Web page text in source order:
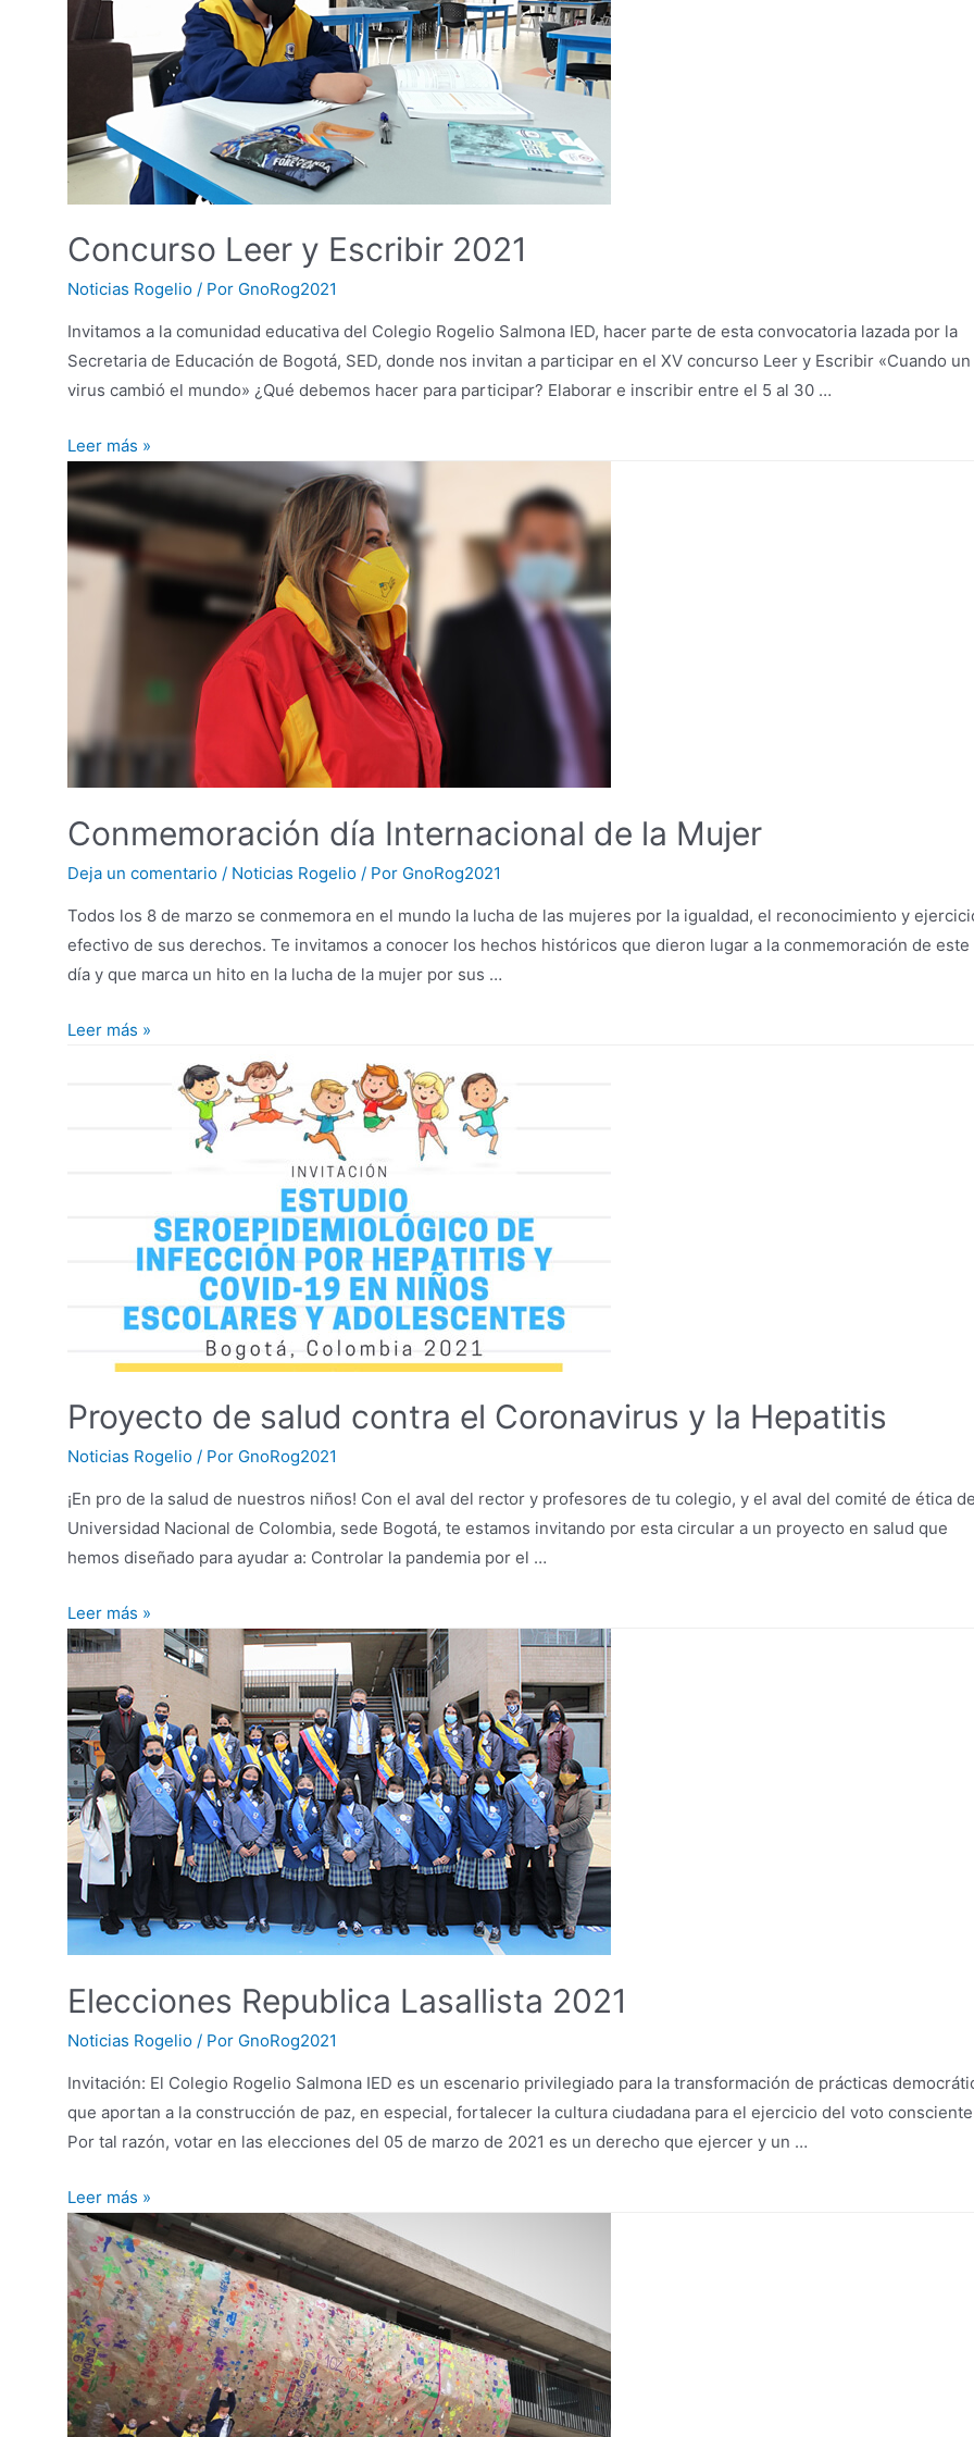
Concurso Leer y Escribir 2021
Noticias Rogelio / Por GnoRog2021
Invitamos a la comunidad educativa del Colegio Rogelio Salmona IED, hacer parte de esta convocatoria lazada por la
Secretaria de Educación de Bogotá, SED, donde nos invitan a participar en el XV concurso Leer y Escribir «Cuando un
virus cambió el mundo» ¿Qué debemos hacer para participar? Elaborar e inscribir entre el 5 al 30 …
Concurso
Leer
y
Escribir
2021
Leer más »
Conmemoración día Internacional de la Mujer
Deja un comentario / Noticias Rogelio / Por GnoRog2021
Todos los 8 de marzo se conmemora en el mundo la lucha de las mujeres por la igualdad, el reconocimiento y
efectivo de sus derechos. Te invitamos a conocer los hechos históricos que dieron lugar a la conmemoración de este
día y que marca un hito en la lucha de la mujer por sus …
Conmemoración
Leer más »
Proyecto de salud contra el Coronavirus y la Hepatitis
Noticias Rogelio / Por GnoRog2021
¡En pro de la salud de nuestros niños! Con el aval del rector y profesores de tu colegio, y el aval del comité de ética
Universidad Nacional de Colombia, sede Bogotá, te estamos invitando por esta circular a un proyecto en salud que
hemos diseñado para ayudar a: Controlar la pandemia por el …
Proyecto
de
salud
contra
el
Coronavirus
y
la
Hepatitis
Leer más »
Elecciones Republica Lasallista 2021
Noticias Rogelio / Por GnoRog2021
Invitación: El Colegio Rogelio Salmona IED es un escenario privilegiado para la transformación de prácticas
que aportan a la construcción de paz, en especial, fortalecer la cultura ciudadana para el ejercicio del voto
Por tal razón, votar en las elecciones del 05 de marzo de 2021 es un derecho que ejercer y un …
Elecciones
Republica
Lasallista
2021
Leer más »